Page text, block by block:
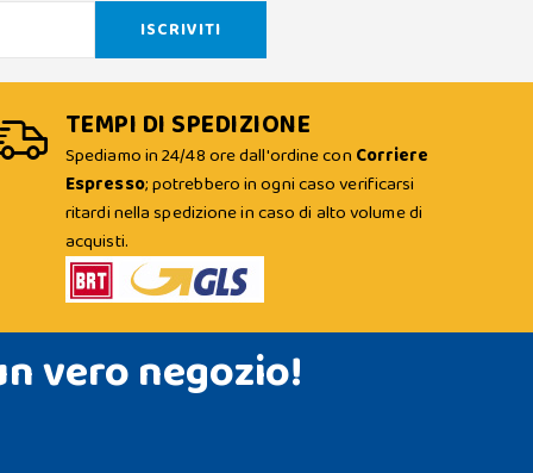
TEMPI DI SPEDIZIONE
Spediamo in 24/48 ore dall'ordine con Corriere
Espresso; potrebbero in ogni caso verificarsi
ritardi nella spedizione in caso di alto volume di
acquisti.
vero negozio!